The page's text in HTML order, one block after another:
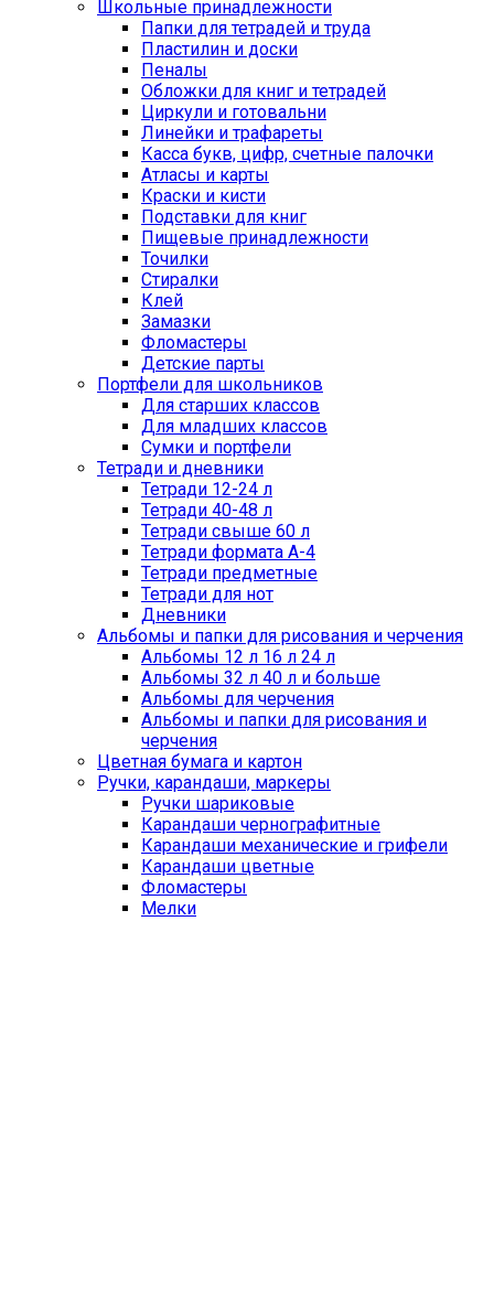
Школьные принадлежности
Папки для тетрадей и труда
Пластилин и доски
Пеналы
Обложки для книг и тетрадей
Циркули и готовальни
Линейки и трафареты
Касса букв, цифр, счетные палочки
Атласы и карты
Краски и кисти
Подставки для книг
Пищевые принадлежности
Точилки
Стиралки
Клей
Замазки
Фломастеры
Детские парты
Портфели для школьников
Для старших классов
Для младших классов
Сумки и портфели
Тетради и дневники
Тетради 12-24 л
Тетради 40-48 л
Тетради свыше 60 л
Тетради формата А-4
Тетради предметные
Тетради для нот
Дневники
Альбомы и папки для рисования и черчения
Альбомы 12 л 16 л 24 л
Альбомы 32 л 40 л и больше
Альбомы для черчения
Альбомы и папки для рисования и
черчения
Цветная бумага и картон
Ручки, карандаши, маркеры
Ручки шариковые
Карандаши чернографитные
Карандаши механические и грифели
Карандаши цветные
Фломастеры
Мелки